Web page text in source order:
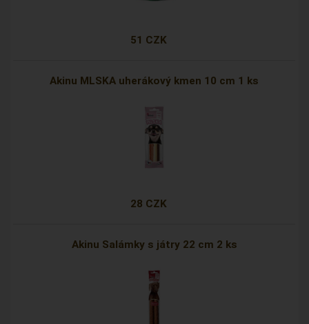
51 CZK
Akinu MLSKA uherákový kmen 10 cm 1 ks
28 CZK
Akinu Salámky s játry 22 cm 2 ks